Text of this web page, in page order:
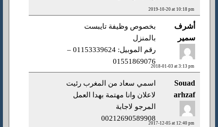
2019-10-20 at 10:18 pm
أشرف
سمير
2018-01-03 at 3:13 pm
بخصوص وظيفة تايبست
بالمنزل
رقم الموبيل: 01153339624 –
01551869076
Souad
arhzaf
2017-12-05 at 12:40 pm
اسمي سعاد من المغرب رئيت
لاعلان وانا مهتمة بهدا العمل
المرجو لاجابة
00212690589908